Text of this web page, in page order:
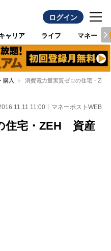
ログイン
ャリア ライフ マネー
購入 消費電力量実質ゼロの住宅・
11:00 マネーポストWEB
住宅・ZEH 資産